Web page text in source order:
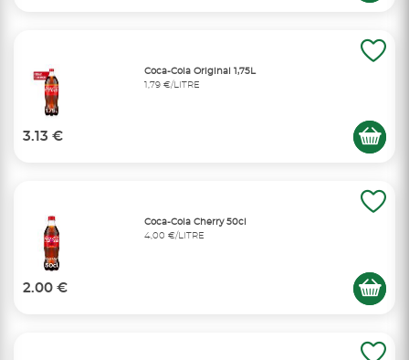
Coca-Cola Original 1,75L
1,79 €/LITRE
3.13 €
Coca-Cola Cherry 50cl
4,00 €/LITRE
2.00 €